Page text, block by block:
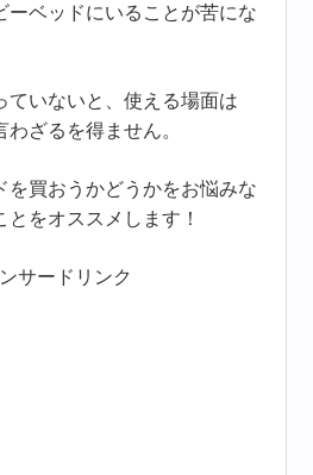
ーベッドにいることが苦にな
ていないと、使える場面は
わざるを得ません。
を買おうかどうかをお悩みな
をオススメします！
サードリンク